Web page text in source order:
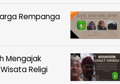
Rempanga
Mengajak
Religi